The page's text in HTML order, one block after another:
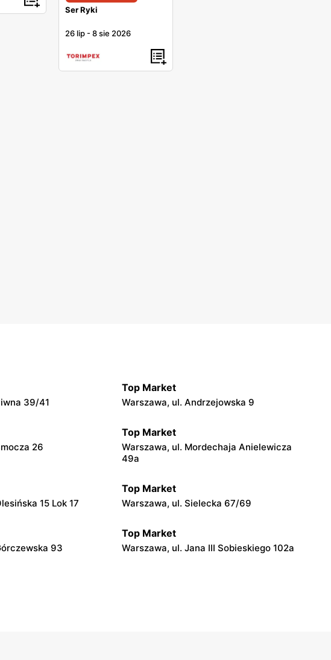
Ser Ryki
26 lip -8 sie 2026
39/41
Top Market
Warszawa, ul. Andrzejowska 9
26
Top Market
Warszawa, ul. Mordechaja Anielewicza
49a
15 Lok 17
Top Market
Warszawa, ul. Sielecka 67/69
93
Top Market
Warszawa, ul. Jana III Sobieskiego 102a
274